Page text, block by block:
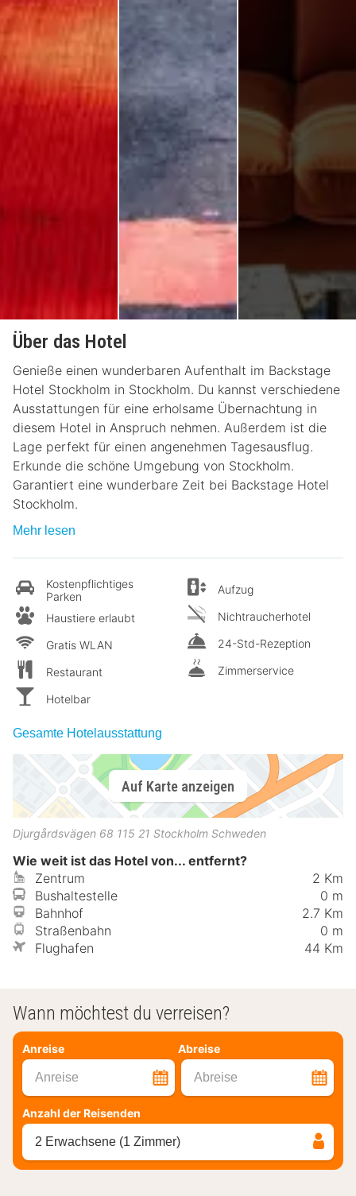
Über das Hotel
Genieße einen wunderbaren Aufenthalt im Backstage
Hotel Stockholm in Stockholm. Du kannst verschiedene
Ausstattungen für eine erholsame Übernachtung in
diesem Hotel in Anspruch nehmen. Außerdem ist die
Lage perfekt für einen angenehmen Tagesausflug.
Erkunde die schöne Umgebung von Stockholm.
Garantiert eine wunderbare Zeit bei Backstage Hotel
Stockholm.
Mehr lesen
Kostenpflichtiges
Parken
Haustiere erlaubt
Gratis WLAN
Restaurant
Hotelbar
Aufzug
Nichtraucherhotel
24-Std-Rezeption
Zimmerservice
Gesamte Hotelausstattung
Auf Karte anzeigen
Djurgårdsvägen 68 115 21 Stockholm Schweden
Wie weit ist das Hotel von... entfernt?
Zentrum
2 Km
Bushaltestelle
0 m
Bahnhof
2.7 Km
Straßenbahn
0 m
Flughafen
44 Km
Wann möchtest du verreisen?
Anreise Abreise
Anreise Abreise
Anzahl der Reisenden
2 Erwachsene (1 Zimmer)